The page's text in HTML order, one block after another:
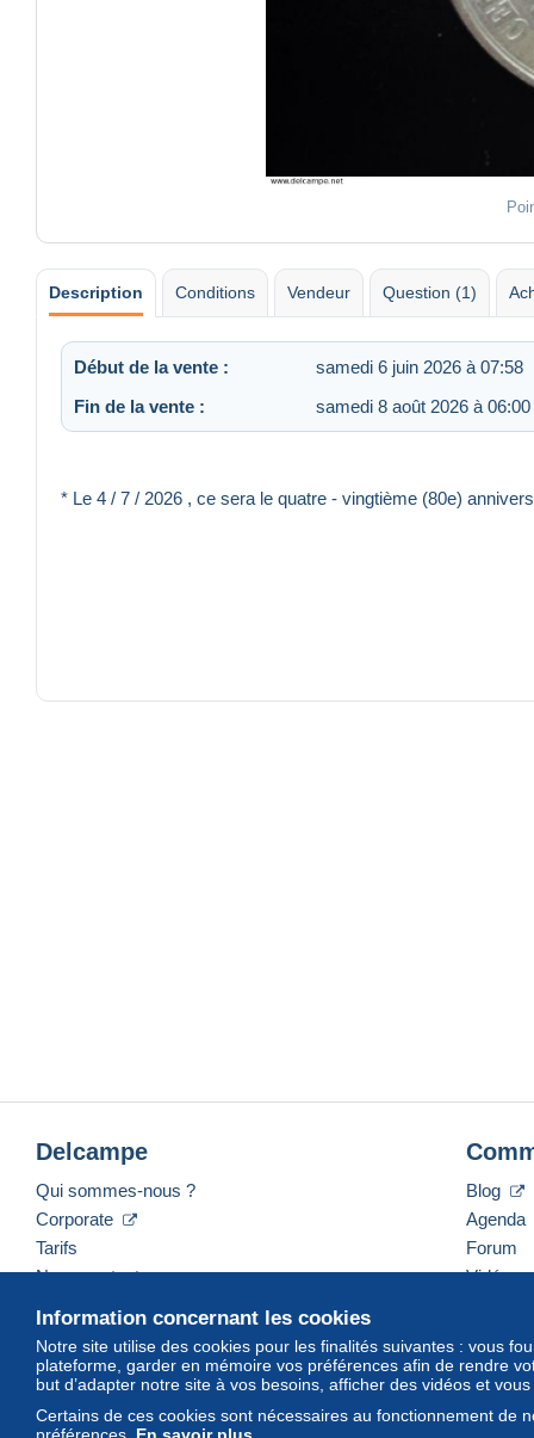
Description Conditions Vendeur Question (1)
Début de la vente :
samedi 6 juin 2026 à 07:58
Fin de la vente :
samedi 8 août 2026 à 06:00
* Le 4 / 7 / 2026 , ce sera le quatre - vingtième (80e)
Information concernant les cookies
Notre site utilise des cookies pour les finalités suivantes : vous
plateforme, garder en mémoire vos préférences afin de rendre
but d’adapter notre site à vos besoins, afficher des vidéos et
Certains de ces cookies sont nécessaires au fonctionnement de
préférences. En savoir plus
Delcampe
Qui sommes-nous ?
Corporate
Tarifs
Nous contacter
Blog
Agenda
Forum
Vidéos
Français USD America/Indiana/Vevay